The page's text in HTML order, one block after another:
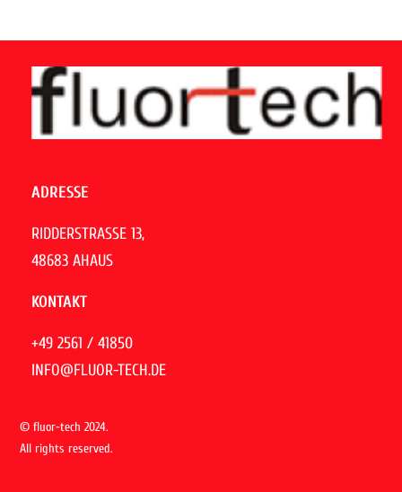
ADRESSE
RIDDERSTRASSE 13,
48683 AHAUS
KONTAKT
+49 2561 / 41850
INFO@FLUOR-TECH.DE
© fluor-tech 2024.
All rights reserved.